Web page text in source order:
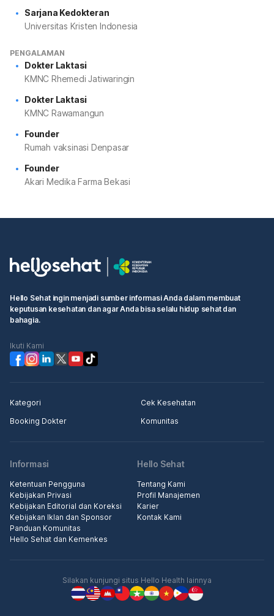
Sarjana Kedokteran
Universitas Kristen Indonesia
PENGALAMAN
Dokter Laktasi
KMNC Rhemedi Jatiwaringin
Dokter Laktasi
KMNC Rawamangun
Founder
Rumah vaksinasi Denpasar
Founder
Akari Medika Farma Bekasi
Hello Sehat ingin menjadi sumber informasi Anda dalam membuat
keputusan kesehatan dan agar Anda bisa selalu hidup sehat dan
bahagia.
Ikuti Kami
Kategori
Cek Kesehatan
Booking Dokter
Komunitas
Informasi
Ketentuan Pengguna
Kebijakan Privasi
Kebijakan Editorial dan Koreksi
Kebijakan Iklan dan Sponsor
Panduan Komunitas
Hello Sehat dan Kemenkes
Hello Sehat
Tentang Kami
Profil Manajemen
Karier
Kontak Kami
Silakan kunjungi situs Hello Health lainnya